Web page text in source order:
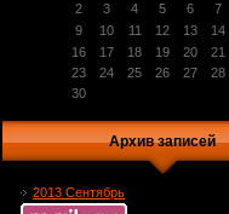
2
3 4 5 6 7
9
10 11 12 13 14
16
17 18 19 20 21
23
24 25 26 27 28
30
Архив записей
2013 Сентябрь